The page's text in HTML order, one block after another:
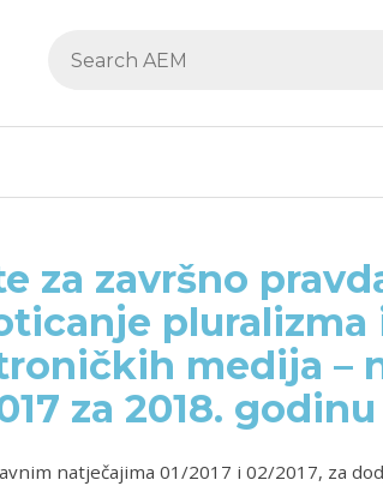
za završno
pluralizma
medija –
za 2018. godinu
natječajima 01/2017 i 02/2017, za